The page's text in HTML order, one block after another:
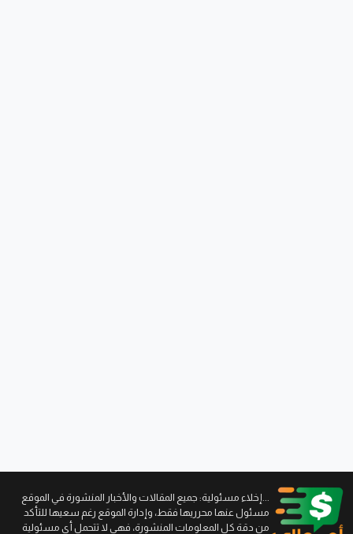
...إخلاء مسئولية: جميع المقالات والأخبار المنشورة في الموقع
مسئول عنها محرريها فقط، وإدارة الموقع رغم سعيها للتأكد
من دقة كل المعلومات المنشورة، فهي لا تتحمل أي مسئولية